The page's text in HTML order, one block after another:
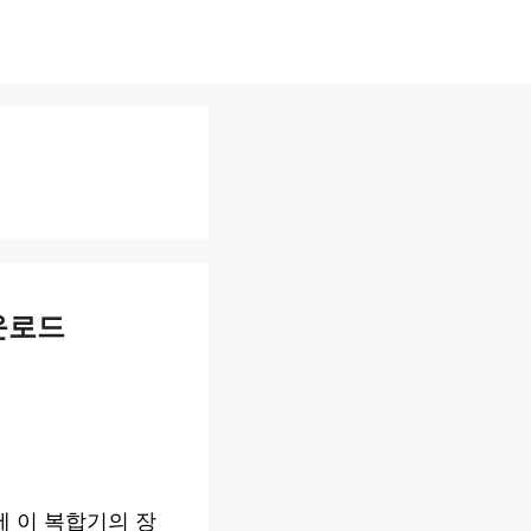
로드
이 복합기의 장